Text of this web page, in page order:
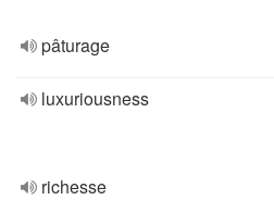
pâturage
luxuriousness
richesse